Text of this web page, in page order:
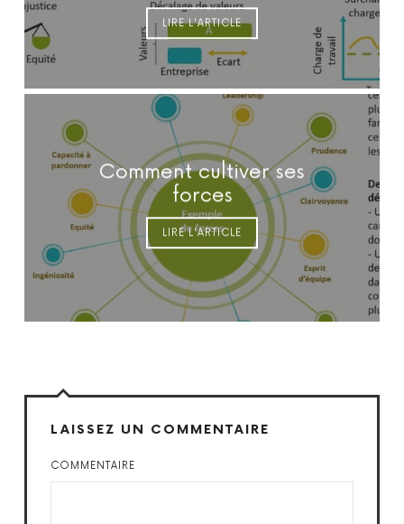
LIRE L'ARTICLE
Comment cultiver ses
forces
LIRE L'ARTICLE
LAISSEZ UN COMMENTAIRE
COMMENTAIRE